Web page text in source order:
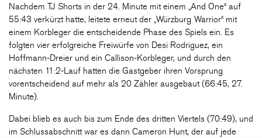
Nachdem TJ Shorts in der 24. Minute mit einem „And One“ auf
55:43 verkürzt hatte, leitete erneut der „Würzburg Warrior“ mit
einem Korbleger die entscheidende Phase des Spiels ein. Es
folgten vier erfolgreiche Freiwürfe von Desi Rodriguez, ein
Hoffmann-Dreier und ein Callison-Korbleger, und durch den
nächsten 11:2-Lauf hatten die Gastgeber ihren Vorsprung
vorentscheidend auf mehr als 20 Zähler ausgebaut (66:45, 27.
Minute).
Dabei blieb es auch bis zum Ende des dritten Viertels (70:49), und
im Schlussabschnitt war es dann Cameron Hunt, der auf jede